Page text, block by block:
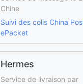
Chine
Suivi des colis China
ePacket
Hermes
Service de livraison par